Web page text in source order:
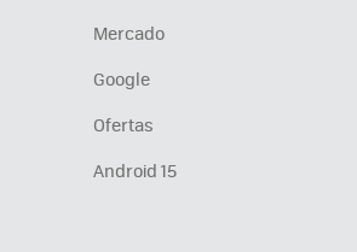
Mercado
Google
Ofertas
Android 15